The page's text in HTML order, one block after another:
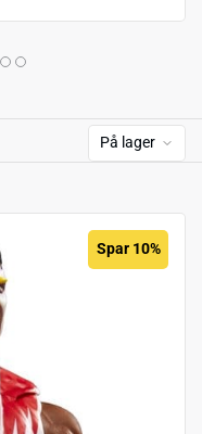
På lager
Spar 10%